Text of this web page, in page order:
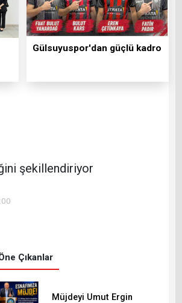
Gülsuyuspor'dan güçlü kadro
şekillendiriyor
Çıkanlar
Müjdeyi Umut Ergin